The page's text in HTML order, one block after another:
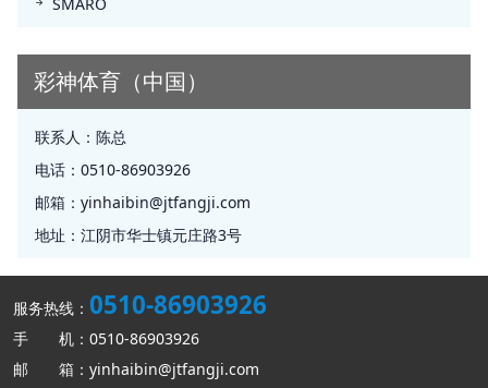
彩神体育（中国）
联系人： 陈总
电话： 0510-86903926
邮箱： yinhaibin@jtfangji.com
地址： 江阴市华士镇元庄路3号
服务热线： 0510-86903926
手 机：0510-86903926
邮 箱：yinhaibin@jtfangji.com